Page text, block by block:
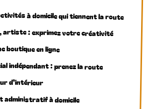
à domicile qui tiennent la route
artiste : exprimez votre créativité
boutique en ligne
indépendant : prenez la route
d’intérieur
à domicile